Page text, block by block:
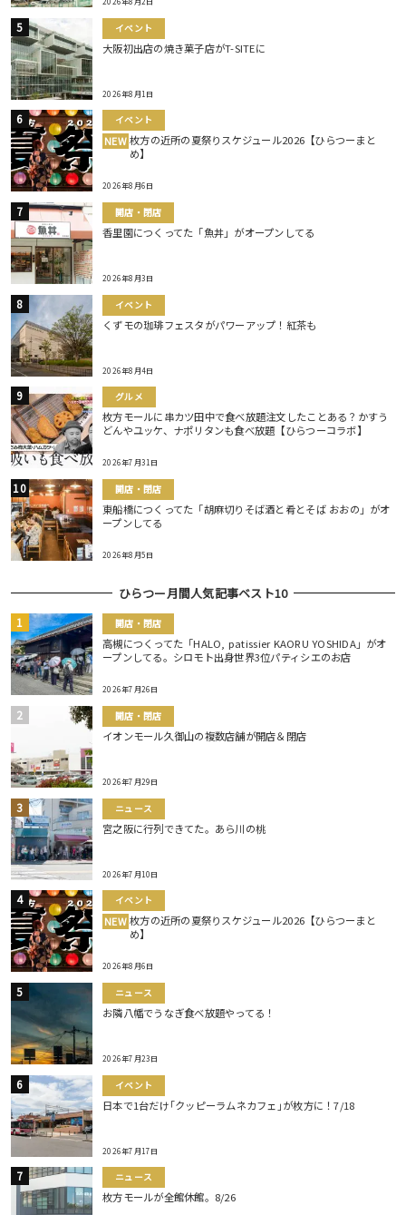
イベント
大阪初出店の焼き菓子店がT-SITEに
2026年8月1日
イベント
NEW 枚方の近所の夏祭りスケジュール2026【ひらつーまと
め】
2026年8月6日
開店・閉店
香里園につくってた「魚丼」がオープンしてる
2026年8月3日
イベント
くずモの珈琲フェスタがパワーアップ！紅茶も
2026年8月4日
グルメ
枚方モールに串カツ田中で食べ放題注文したことある？かすう
どんやユッケ、ナポリタンも食べ放題【ひらつーコラボ】
2026年7月31日
開店・閉店
東船橋につくってた「胡麻切りそば酒と肴とそば おおの」がオ
ープンしてる
2026年8月5日
ひらつー月間人気記事ベスト10
開店・閉店
高槻につくってた「HALO, patissier KAORU YOSHIDA」がオ
ープンしてる。シロモト出身世界3位パティシエのお店
2026年7月26日
開店・閉店
イオンモール久御山の複数店舗が開店＆閉店
2026年7月29日
ニュース
宮之阪に行列できてた。あら川の桃
2026年7月10日
イベント
NEW 枚方の近所の夏祭りスケジュール2026【ひらつーまと
め】
2026年8月6日
ニュース
お隣八幡でうなぎ食べ放題やってる！
2026年7月23日
イベント
日本で1台だけ｢クッピーラムネカフェ｣が枚方に！7/18
2026年7月17日
ニュース
枚方モールが全館休館。8/26